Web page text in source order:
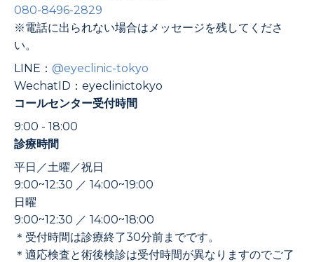
080-8496-2829
※電話に出られない場合はメッセージを残してくださ
い。
LINE： @eyeclinic-tokyo
WechatID：eyeclinictokyo
コールセンター受付時間
9:00 - 18:00
診療時間
平日／土曜／祝日
9:00~12:30 ／ 14:00~19:00
日曜
9:00~12:30 ／ 14:00~18:00
＊受付時間は診療終了30分前までです。
＊適応検査と術後検診は受付時間が異なりますのでご了